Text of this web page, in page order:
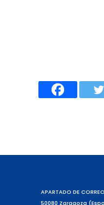
APARTADO DE
50080 Zaragoza